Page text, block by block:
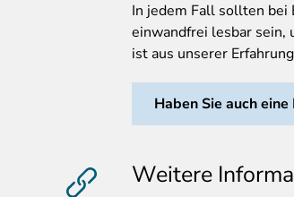
In jedem Fall sollten bei
einwandfrei lesbar sein,
ist aus unserer
Haben Sie auch eine
Weitere